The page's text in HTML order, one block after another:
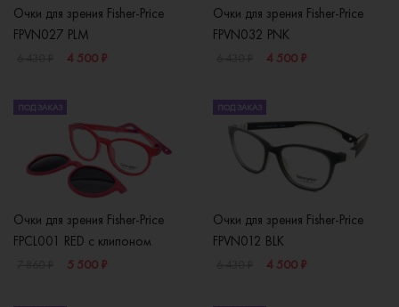
Очки для зрения Fisher-Price
FPVN027 PLM
4 500 ₽
Очки для зрения Fisher-Price
FPVN032 PNK
4 500 ₽
ПОД ЗАКАЗ
Очки для зрения Fisher-Price
FPCL001 RED с клипоном
5 500 ₽
ПОД ЗАКАЗ
Очки для зрения Fisher-Price
FPVN012 BLK
4 500 ₽